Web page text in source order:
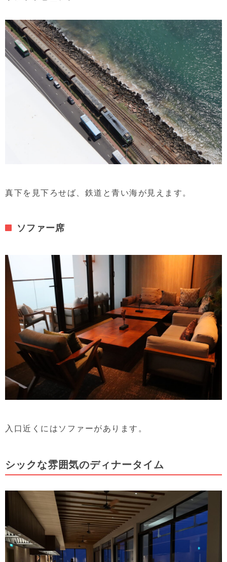
真下を見下ろせば、鉄道と青い海が見えます。
ソファー席
入口近くにはソファーがあります。
シックな雰囲気のディナータイム